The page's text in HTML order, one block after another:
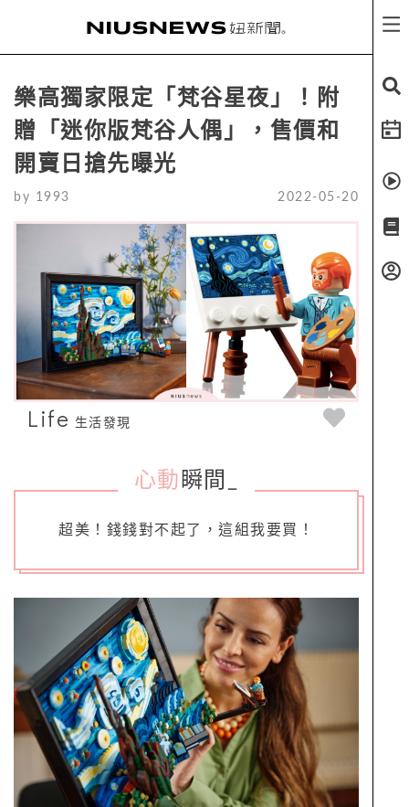
樂高獨家限定「梵谷星夜」！附
贈「迷你版梵谷人偶」，售價和
開賣日搶先曝光
by 1993 2022-05-20
Life 生活發現
心動 瞬間
超美！錢錢對不起了，這組我要買！